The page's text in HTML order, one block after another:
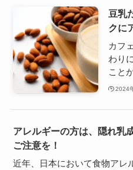
豆乳
クに
カフ
わり
こと
2024
アレルギーの方は、隠れ乳
ご注意を！
近年、日本において食物アレ